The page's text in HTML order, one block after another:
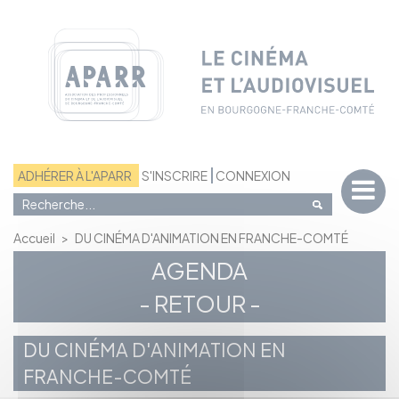
ADHÉRER À L'APARR S'INSCRIRE CONNEXION
Accueil > DU CINÉMA D'ANIMATION EN FRANCHE-COMTÉ
AGENDA
- RETOUR -
DU CINÉMA D'ANIMATION EN
FRANCHE-COMTÉ